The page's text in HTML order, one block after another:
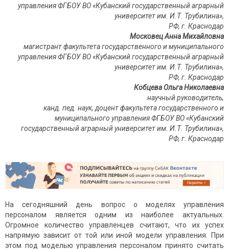
управления ФГБОУ ВО «Кубанский государственный аграрный
университет им. И.Т. Трубилина»,
РФ, г. Краснодар
Московец Анна Михайловна
магистрант факультета государственного и муниципального
управления ФГБОУ ВО «Кубанский государственный аграрный
университет им. И.Т. Трубилина»,
РФ, г. Краснодар
Кобцева Ольга Николаевна
научный руководитель,
канд. пед. наук, доцент факультета государственного и
муниципального управления ФГБОУ ВО «Кубанский
государственный аграрный университет им. И.Т. Трубилина»,
РФ, г. Краснодар
На сегодняшний день вопрос о моделях управления
персоналом является одним из наиболее актуальных.
Огромное количество управленцев считают, что их успех
напрямую зависит от той или иной модели управления. При
этом под моделью управления персоналом принято считать